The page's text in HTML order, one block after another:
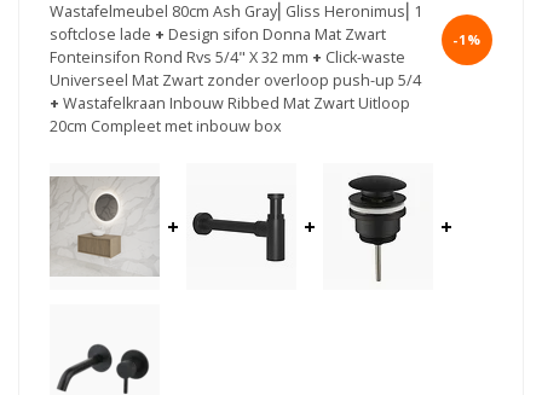
Wastafelmeubel 80cm Ash Gray⎢Gliss Heronimus⎢1
softclose lade + Design sifon Donna Mat Zwart
Fonteinsifon Rond Rvs 5/4" X 32 mm + Click-waste
Universeel Mat Zwart zonder overloop push-up 5/4
+ Wastafelkraan Inbouw Ribbed Mat Zwart Uitloop
20cm Compleet met inbouw box
-1%
+ + +